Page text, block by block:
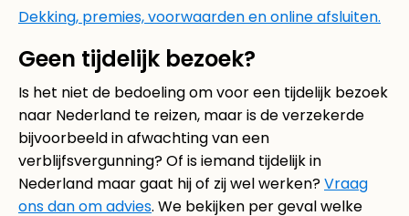
Dekking, premies, voorwaarden en online afsluiten.
Geen tijdelijk bezoek?
Is het niet de bedoeling om voor een tijdelijk bezoek
naar Nederland te reizen, maar is de verzekerde
bijvoorbeeld in afwachting van een
verblijfsvergunning? Of is iemand tijdelijk in
Nederland maar gaat hij of zij wel werken?Vraag
ons dan om advies. We bekijken per geval welke